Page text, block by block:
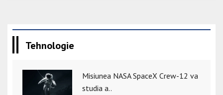
Tehnologie
Misiunea NASA SpaceX Crew-12 va
studia a..